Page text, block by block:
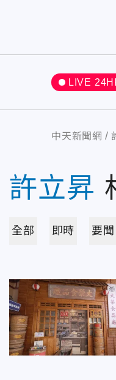
LIVE
中天新聞網
許立昇
全部 即時 要聞